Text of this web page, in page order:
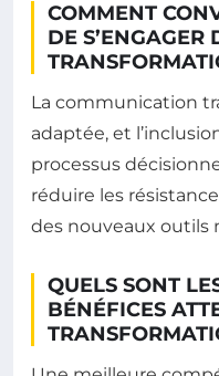
COMMENT
DE S’ENGAGER
La communication
adaptée, et
processus
réduire les
des nouveaux outils
QUELS SONT
BÉNÉFICES